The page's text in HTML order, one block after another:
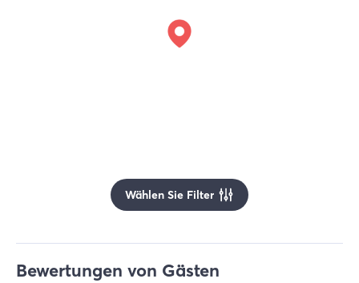
Wählen Sie Filter
Bewertungen von Gästen